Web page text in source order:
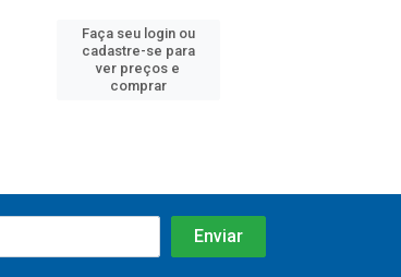
Faça seu login ou
cadastre-se para
ver preços e
comprar